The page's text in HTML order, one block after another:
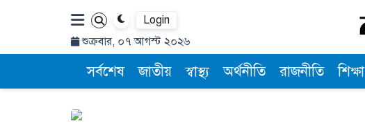
Login
শুক্রবার, ০৭ আগস্ট ২০২৬
সর্বশেষ জাতীয় স্বাস্থ্য অর্থনীতি রাজনীতি শিক্ষা